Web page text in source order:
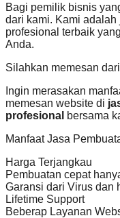
Bagi pemilik bisnis
dari kami. Kami
profesional terbaik
Anda.
Silahkan memesan
Ingin merasakan
memesan website di
profesional bersama
Manfaat Jasa
Harga Terjangkau
Pembuatan cepat
Garansi dari Virus dan
Lifetime Support
Beberap Layanan